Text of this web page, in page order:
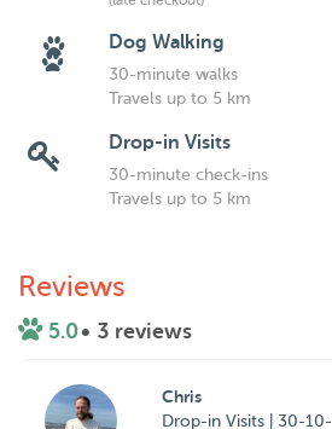
Dog Walking
30-minute walks
Travels up to 5 km
Drop-in Visits
30-minute check-ins
Travels up to 5 km
Reviews
5.0• 3 reviews
Chris
Drop-in Visits | 30-10-